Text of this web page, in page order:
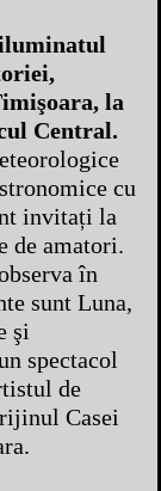
la
Central.
cu
invitați la
de amatori.
în
sunt Luna,
şi
spectacol
de
Casei